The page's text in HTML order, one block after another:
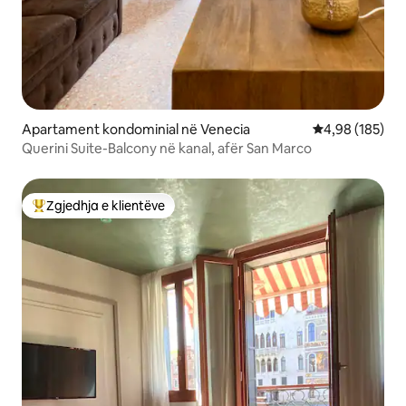
Apartament kondominial në Venecia Vlerësimi
4,98 (185)
Querini Suite-Balcony në kanal, afër San Marco
Më të mirat e zgjedhjeve të klientëve
Zgjedhja e klientëve